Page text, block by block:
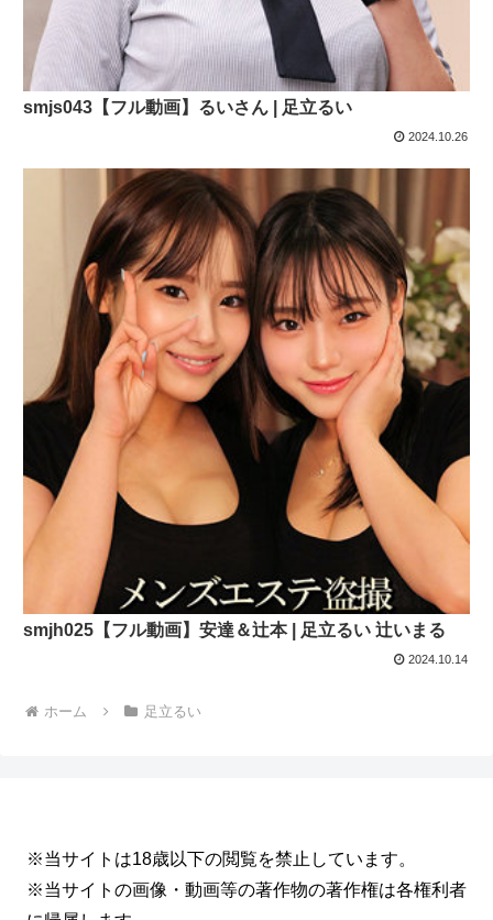
smjs043【フル動画】るいさん | 足立るい
2024.10.26
smjh025【フル動画】安達＆辻本 | 足立るい 辻いまる
2024.10.14
ホーム 足立るい
※当サイトは18歳以下の閲覧を禁止しています。
※当サイトの画像・動画等の著作物の著作権は各権利者